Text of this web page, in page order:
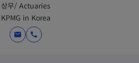
상무/ Actuaries
KPMG in Korea
mail call